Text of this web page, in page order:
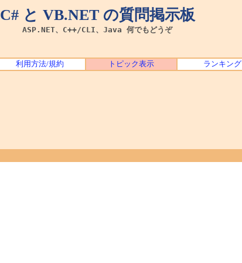
C# と VB.NET の質問掲示板
ASP.NET、C++/CLI、Java 何でもどうぞ
利用方法/規約 トピック表示 ランキング